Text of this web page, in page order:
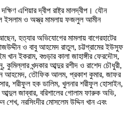
এশিয়ার দ্বীপ রাষ্ট্র মালদ্বীপ। যৌন
ইসলাম ও অস্ত্র মামলায় ফজলুল আমীন
হত্যার অভিযোগের মামলায় বাগেরহাটের
ও বাবু আহমেদ রাতুল, চট্টগ্রামের ইউসুফ
খান ইকরাম, বগুড়ার কালা জাহাঙ্গীর ফেরদৌস,
খন্দকার আব্দুর রশীদ ও রাশেদ চৌধুরী,
আহমেদ, তৌফিক আলম, প্রকাশ কুমার, জাফর
শরীফুল হক ডালিম, খুলনার শরীফুল হোসাইন,
জাব্বার, বরিশালের গোলাম ফারুক অভি,
শেখ, নরসিংদীর মোসলেম উদ্দিন খান এবং